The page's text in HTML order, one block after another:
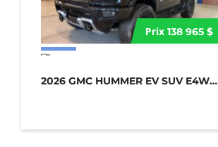
Prix 138 965 $
2026 GMC HUMMER EV SUV E4WD 4DR 2X...